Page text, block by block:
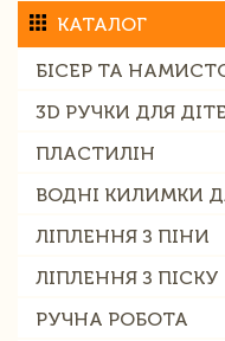
КАТАЛОГ
БІСЕР ТА
3D РУЧКИ ДЛЯ
ПЛАСТИЛІН
ВОДНІ КИЛИМКИ
ЛІПЛЕННЯ З ПІНИ
ЛІПЛЕННЯ З ПІСКУ
РУЧНА РОБОТА